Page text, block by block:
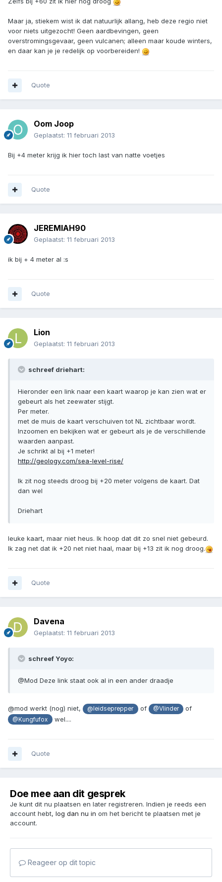
Maar ja, stiekem wist ik dat natuurlijk allang, heb deze regio niet
voor niets uitgezocht! Geen aardbevingen, geen
overstromingsgevaar, geen vulcanen; alleen maar koude winters,
en daar kan je je redelijk op voorbereiden!
Quote
Oom Joop
Geplaatst: 11 februari 2013
Bij +4 meter krijg ik hier toch last van natte voetjes
Quote
JEREMIAH90
Geplaatst: 11 februari 2013
ik bij + 4 meter al :s
Quote
Lion
Geplaatst: 11 februari 2013
schreef driehart:
Hieronder een link naar een kaart waarop je kan zien wat er
gebeurt als het zeewater stijgt.
Per meter.
met de muis de kaart verschuiven tot NL zichtbaar wordt.
Inzoomen en bekijken wat er gebeurt als je de verschillende
waarden aanpast.
Je schrikt al bij +1 meter!
http://geology.com/sea-level-rise/
Ik zit nog steeds droog bij +20 meter volgens de kaart. Dat
dan wel
Driehart
leuke kaart, maar niet heus. Ik hoop dat dit zo snel niet gebeurd.
Ik zag net dat ik +20 net niet haal, maar bij +13 zit ik nog droog.
Quote
Davena
Geplaatst: 11 februari 2013
schreef Yoyo:
@Mod Deze link staat ook al in een ander draadje
@mod werkt (nog) niet, @leidseprepper of @Vlinder of
@Kungfufox wel....
Quote
Doe mee aan dit gesprek
Je kunt dit nu plaatsen en later registreren. Indien je reeds een
account hebt, log dan nu in om het bericht te plaatsen met je
account.
Reageer op dit topic